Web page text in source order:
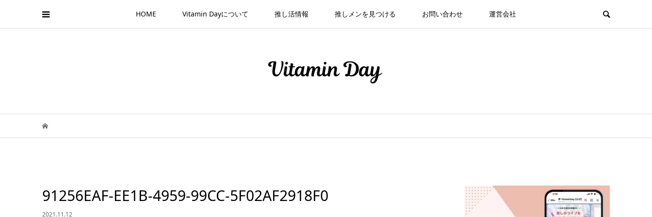
HOME Vitamin Dayについて 推し活情報 推しメンを見つける お問い合わせ 運営会社
91256EAF-EE1B-4959-99CC-5F02AF2918F0
2021.11.12